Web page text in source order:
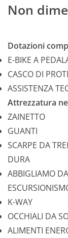
Non
Dotazioni
E-BIKE A
CASCO DI
ASSISTENZA
Attrezzatura
ZAINETTO
GUANTI
SCARPE DA
DURA
ABBIGLIAMO
K-WAY
OCCHIALI DA
ALIMENTI